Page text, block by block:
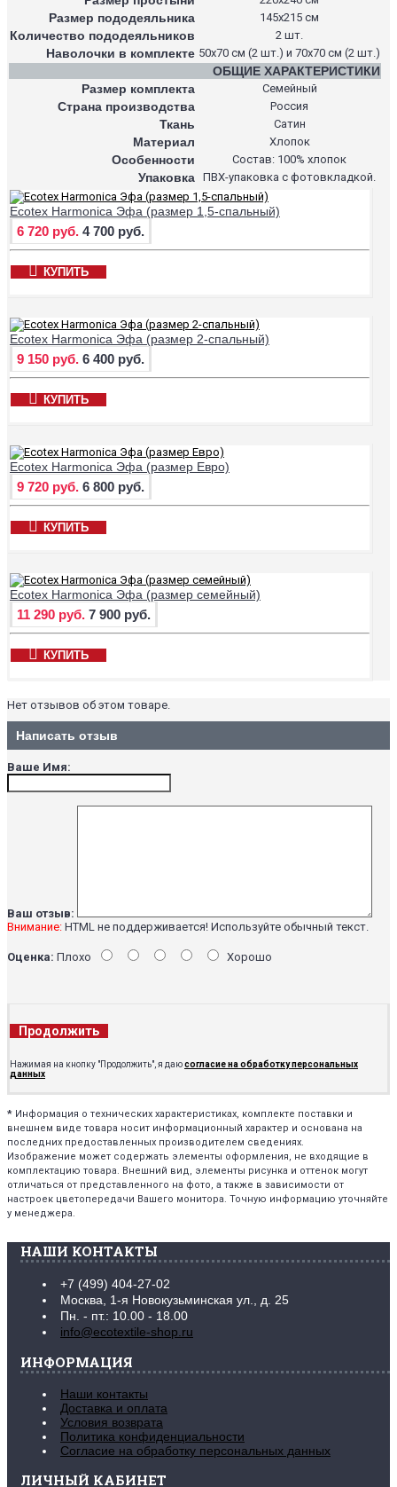
Размер пододеяльника 145х215 см
Количество пододеяльников 2 шт.
Наволочки в комплекте 50х70 см (2 шт.) и 70х70 см (2 шт.)
ОБЩИЕ ХАРАКТЕРИСТИКИ
Размер комплекта
Семейный
Страна производства Россия
Ткань Сатин
Материал Хлопок
Особенности Состав: 100% хлопок
Упаковка ПВХ-упаковка с фотовкладкой.
Ecotex Harmonica Эфа (размер 1,5-спальный)
6 720 руб. 4 700 руб.
КУПИТЬ
Ecotex Harmonica Эфа (размер 2-спальный)
9 150 руб. 6 400 руб.
КУПИТЬ
Ecotex Harmonica Эфа (размер Евро)
9 720 руб. 6 800 руб.
КУПИТЬ
Ecotex Harmonica Эфа (размер семейный)
11 290 руб. 7 900 руб.
КУПИТЬ
Нет отзывов об этом товаре.
Написать отзыв
Ваше Имя:
Ваш отзыв:
Внимание: HTML не поддерживается! Используйте обычный текст.
Оценка: Плохо Хорошо
Продолжить
Нажимая на кнопку "Продолжить", я даюсогласие на обработку персональных
данных
* Информация о технических характеристиках, комплекте поставки и
внешнем виде товара носит информационный характер и основана на
последних предоставленных производителем сведениях.
Изображение может содержать элементы оформления, не входящие в
комплектацию товара. Внешний вид, элементы рисунка и оттенок могут
отличаться от представленного на фото, а также в зависимости от
настроек цветопередачи Вашего монитора. Точную информацию уточняйте
у менеджера.
НАШИ КОНТАКТЫ
+7 (499) 404-27-02
Москва, 1-я Новокузьминская ул., д. 25
Пн. - пт.: 10.00 - 18.00
info@ecotextile-shop.ru
ИНФОРМАЦИЯ
Наши контакты
Доставка и оплата
Условия возврата
Политика конфиденциальности
Согласие на обработку персональных данных
ЛИЧНЫЙ КАБИНЕТ